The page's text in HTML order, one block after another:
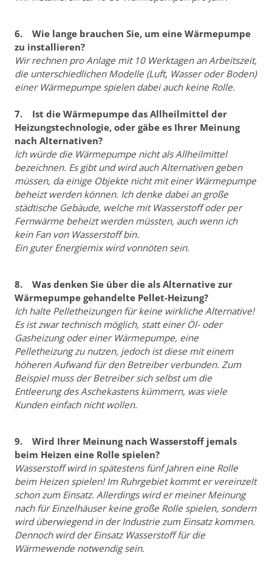
6. Wie lange brauchen Sie, um eine Wärmepumpe
zu installieren?
Wir rechnen pro Anlage mit 10 Werktagen an Arbeitszeit,
die unterschiedlichen Modelle (Luft, Wasser oder Boden)
einer Wärmepumpe spielen dabei auch keine Rolle.
7. Ist die Wärmepumpe das Allheilmittel der
Heizungstechnologie, oder gäbe es Ihrer Meinung
nach Alternativen?
Ich würde die Wärmepumpe nicht als Allheilmittel
bezeichnen. Es gibt und wird auch Alternativen geben
müssen, da einige Objekte nicht mit einer Wärmepumpe
beheizt werden können. Ich denke dabei an große
städtische Gebäude, welche mit Wasserstoff oder per
Fernwärme beheizt werden müssten, auch wenn ich
kein Fan von Wasserstoff bin.
Ein guter Energiemix wird vonnöten sein.
8. Was denken Sie über die als Alternative zur
Wärmepumpe gehandelte Pellet-Heizung?
Ich halte Pelletheizungen für keine wirkliche Alternative!
Es ist zwar technisch möglich, statt einer Öl- oder
Gasheizung oder einer Wärmepumpe, eine
Pelletheizung zu nutzen, jedoch ist diese mit einem
höheren Aufwand für den Betreiber verbunden. Zum
Beispiel muss der Betreiber sich selbst um die
Entleerung des Aschekastens kümmern, was viele
Kunden einfach nicht wollen.
9. Wird Ihrer Meinung nach Wasserstoff jemals
beim Heizen eine Rolle spielen?
Wasserstoff wird in spätestens fünf Jahren eine Rolle
beim Heizen spielen! Im Ruhrgebiet kommt er vereinzelt
schon zum Einsatz. Allerdings wird er meiner Meinung
nach für Einzelhäuser keine große Rolle spielen, sondern
wird überwiegend in der Industrie zum Einsatz kommen.
Dennoch wird der Einsatz Wasserstoff für die
Wärmewende notwendig sein.